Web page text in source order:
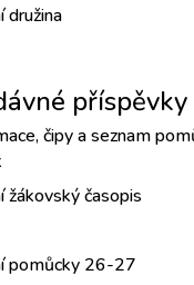
družina
příspěvky
čipy a seznam
žákovský časopis
pomůcky 26-27